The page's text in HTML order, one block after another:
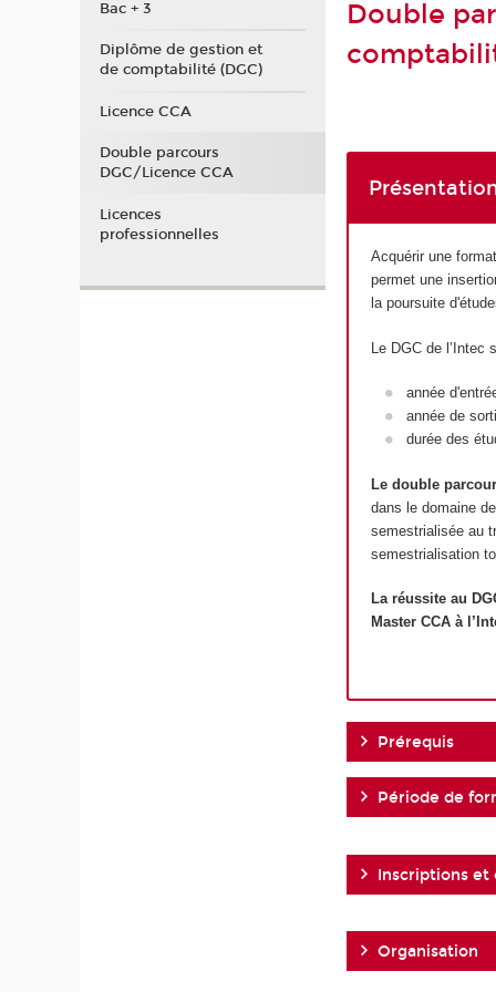
Double
Acquérir une
permet une
la poursuite
Le DGC de
année
année de
durée des
Le double
dans le domaine
semestrialisée au
semestrialisation
La réussite au
Master CCA à
Prérequis
Période de
Inscriptions et
Organisation
Bac + 3
Diplôme de gestion et
de comptabilité (DGC)
Licence CCA
Double parcours
DGC/Licence CCA
Licences
professionnelles